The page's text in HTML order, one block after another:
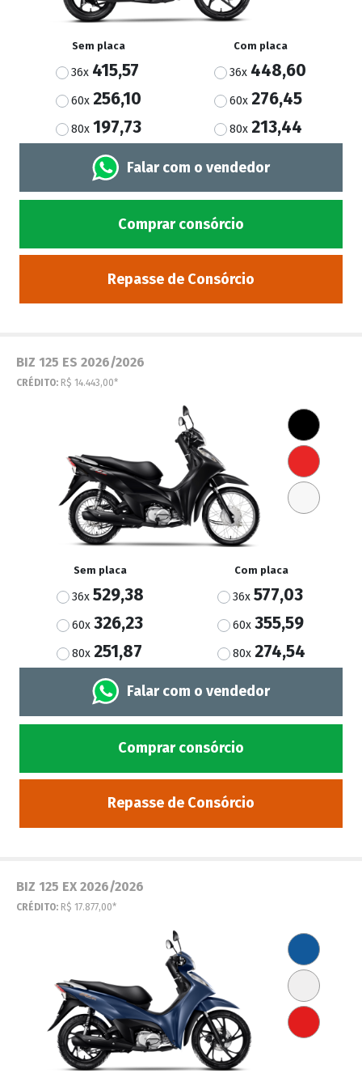
Sem placa
36x 415,57
60x 256,10
80x 197,73
Com placa
36x 448,60
60x 276,45
80x 213,44
Falar com o vendedor
Comprar consórcio
Repasse de Consórcio
BIZ 125 ES 2026/2026
CRÉDITO: R$ 14.443,00*
Sem placa
36x 529,38
60x 326,23
80x 251,87
Com placa
36x577,03
60x355,59
80x 274,54
Falar com o vendedor
Comprar consórcio
Repasse de Consórcio
BIZ 125 EX 2026/2026
CRÉDITO: R$ 17.877,00*